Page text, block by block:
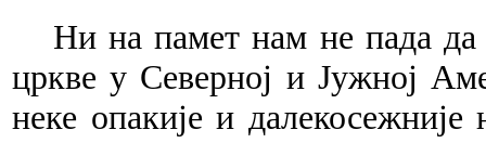
Ни на памет нам не пада да
цркве у Северној и Јужној
неке опакије и